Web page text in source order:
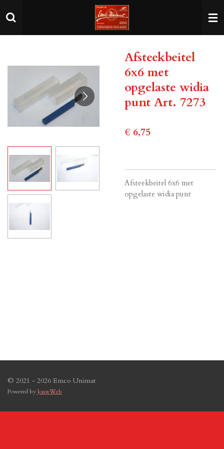
direct
Afsteekbeitel
6x6 met
opgelaste widia
punt Art. 7273
€ 6,75
Afsteekbeitel 6x6 met
opgelaste widia punt
© 2021 - 2026 Emco Unimat
Powered byJouwWeb